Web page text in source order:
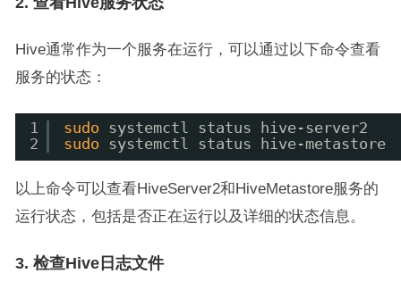
Hive通常作为一个服务在运行，可以通过以下命令查看
服务的状态：
1
2
sudo
systemctl status hive-server2
sudo
systemctl status hive-metastore
以上命令可以查看HiveServer2和HiveMetastore服务的
运行状态，包括是否正在运行以及详细的状态信息。
3. 检查Hive日志文件